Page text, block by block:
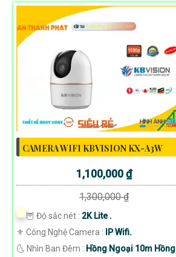
CAMERA WIFI KBVISION KX-A3W
1,100,000 ₫
1,300,000 ₫
🦉 Độ sắc nét : 2K Lite .
⚜️ Công Nghệ Camera :
IP Wifi.
🌜 Nhìn Ban Đêm : Hồng Ngoại 10m Hồng